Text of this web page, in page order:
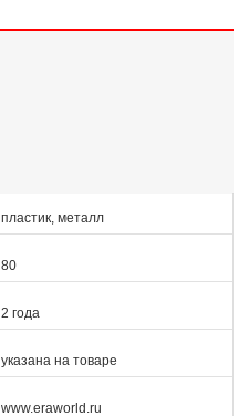
пластик, металл
80
2 года
указана на товаре
www.eraworld.ru